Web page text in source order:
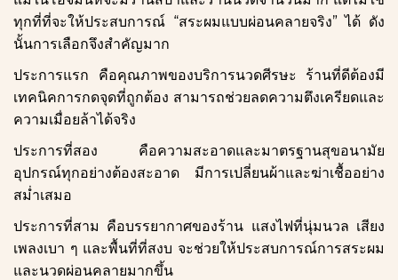
ทุกที่ที่จะให้ประสบการณ์ “สระผมแบบผ่อนคลายจริง” ได้ ดัง
นั้นการเลือกจึงสำคัญมาก
ประการแรก คือคุณภาพของบริการนวดศีรษะ ร้านที่ดีต้องมี
เทคนิคการกดจุดที่ถูกต้อง สามารถช่วยลดความตึงเครียดและ
ความเมื่อยล้าได้จริง
ประการที่สอง คือความสะอาดและมาตรฐานสุขอนามัย
อุปกรณ์ทุกอย่างต้องสะอาด มีการเปลี่ยนผ้าและฆ่าเชื้ออย่าง
สม่ำเสมอ
ประการที่สาม คือบรรยากาศของร้าน แสงไฟที่นุ่มนวล เสียง
เพลงเบา ๆ และพื้นที่ที่สงบ จะช่วยให้ประสบการณ์การสระผม
และนวดผ่อนคลายมากขึ้น